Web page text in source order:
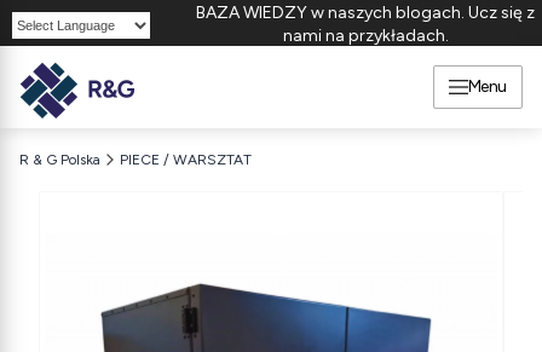
Powered by
BAZA WIEDZY w naszych blogach. Ucz się z
nami na przykładach.
Menu
R & G Polska PIECE / WARSZTAT